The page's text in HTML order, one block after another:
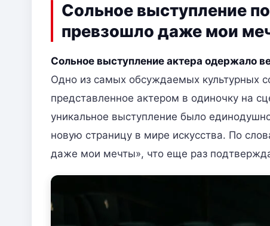
Сольное выступление
превзошло даже мои
Сольное выступление актера одержало
Одно из самых обсуждаемых культурных
представленное актером в одиночку на
уникальное выступление было
новую страницу в мире искусства. По
даже мои мечты», что еще раз